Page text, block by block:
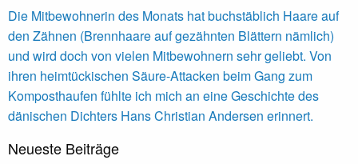
Die Mitbewohnerin des Monats hat buchstäblich Haare auf
den Zähnen (Brennhaare auf gezähnten Blättern nämlich)
und wird doch von vielen Mitbewohnern sehr geliebt. Von
ihren heimtückischen Säure-Attacken beim Gang zum
Komposthaufen fühlte ich mich an eine Geschichte des
dänischen Dichters Hans Christian Andersen erinnert.
Neueste Beiträge